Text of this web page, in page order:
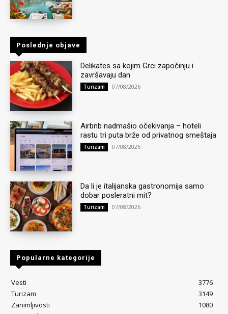
Poslednje objave
Delikates sa kojim Grci započinju i
završavaju dan
Turizam 07/08/2026
Airbnb nadmašio očekivanja – hoteli
rastu tri puta brže od privatnog smeštaja
Turizam 07/08/2026
Da li je italijanska gastronomija samo
dobar posleratni mit?
Turizam 07/08/2026
Popularne kategorije
Vesti
3776
Turizam
3149
Zanimljivosti
1080